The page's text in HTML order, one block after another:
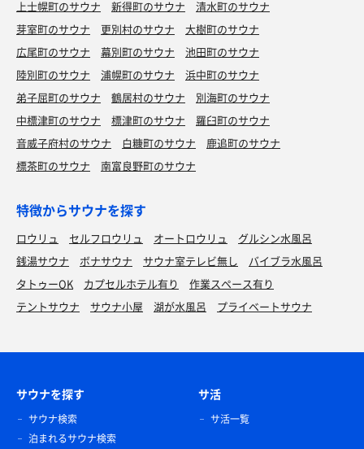
上士幌町のサウナ
新得町のサウナ
清水町のサウナ
芽室町のサウナ
更別村のサウナ
大樹町のサウナ
広尾町のサウナ
幕別町のサウナ
池田町のサウナ
陸別町のサウナ
浦幌町のサウナ
浜中町のサウナ
弟子屈町のサウナ
鶴居村のサウナ
別海町のサウナ
中標津町のサウナ
標津町のサウナ
羅臼町のサウナ
音威子府村のサウナ
白糠町のサウナ
鹿追町のサウナ
標茶町のサウナ
南富良野町のサウナ
特徴からサウナを探す
ロウリュ セルフロウリュ オートロウリュ
グルシン水風呂
銭湯サウナ
ボナサウナ サウナ室テレビ無し
バイブラ水風呂
タトゥーOK
カプセルホテル有り
作業スペース有り
テントサウナ
サウナ小屋 湖が水風呂 プライベートサウナ
サウナを探す
サウナ検索
泊まれるサウナ検索
サ活
サ活一覧